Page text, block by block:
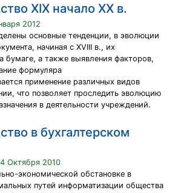
XIX начало XX в.
2012
основные тенденции, в эволюции
начиная с XVIII в., их
бумаге, а также выявления факторов,
формуляра
применение различных видов
что позволяет проследить эволюцию
в деятельности учреждений.
в бухгалтерском
Октября 2010
экономической обстановке в
путей информатизации общества